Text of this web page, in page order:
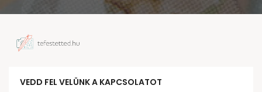
VEDD FEL VELÜNK A KAPCSOLATOT